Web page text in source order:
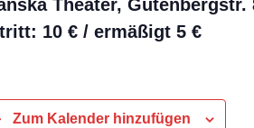
Theater, Gutenbergstr.
10 € / ermäßigt 5 €
Zum Kalender hinzufügen